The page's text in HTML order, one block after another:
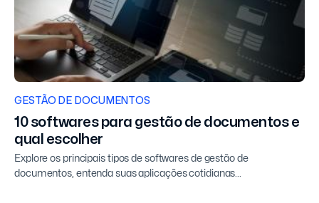
GESTÃO DE DOCUMENTOS
10 softwares para gestão de documentos e
qual escolher
Explore os principais tipos de softwares de gestão de
documentos, entenda suas aplicações cotidianas...